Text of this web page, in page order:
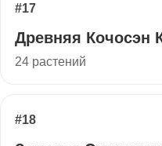
#17
Древняя Кочосэн
24 растений
#18